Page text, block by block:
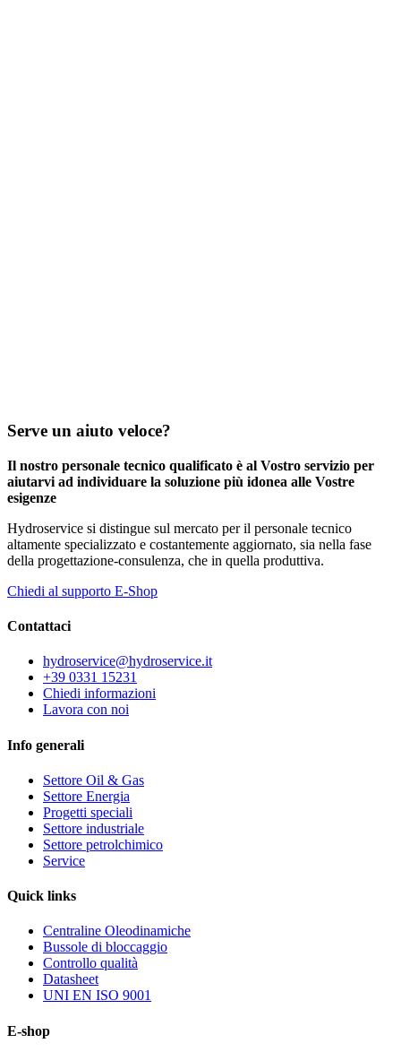
Serve un aiuto veloce?
Il nostro personale tecnico qualificato è al Vostro servizio per
aiutarvi ad individuare la soluzione più idonea alle Vostre
esigenze
Hydroservice si distingue sul mercato per il personale tecnico
altamente specializzato e costantemente aggiornato, sia nella fase
della progettazione-consulenza, che in quella produttiva.
Chiedi al supporto E-Shop
Contattaci
hydroservice@hydroservice.it
+39 0331 15231
Chiedi informazioni
Lavora con noi
Info generali
Settore Oil & Gas
Settore Energia
Progetti speciali
Settore industriale
Settore petrolchimico
Service
Quick links
Centraline Oleodinamiche
Bussole di bloccaggio
Controllo qualità
Datasheet
UNI EN ISO 9001
E-shop